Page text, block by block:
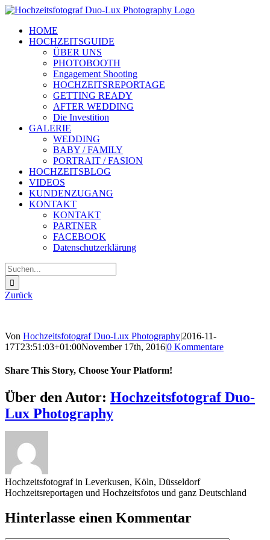
Zum
springenHOME
HOCHZEITSGUIDE
ÜBER UNS
PHOTOBOOTH
Engagement Shooting
HOCHZEITSREPORTAGE
GETTING READY
AFTER WEDDING
Die Investition
GALERIE
WEDDING
BABY / FAMILY
PORTRAIT / FASION
HOCHZEITSBLOG
VIDEOS
KUNDENZUGANG
KONTAKT
KONTAKT
PARTNER
FACEBOOK
Datenschutzerklärung
Suche
nach:
Zurück
Von Hochzeitsfotograf Duo-Lux Photography|2016-11-
17T23:51:03+01:00November 17th, 2016|0 Kommentare
Share This Story, Choose Your Platform!
Sharing_facebook
Sharing_twitter
Sharing_reddit
Über den Autor: Hochzeitsfotograf Duo-
Lux Photography
Hochzeitsfotograf in Leverkusen, Köln, Düsseldorf
Hochzeitsreportagen und Hochzeitsfotos und ganz Deutschland
Hinterlasse einen Kommentar